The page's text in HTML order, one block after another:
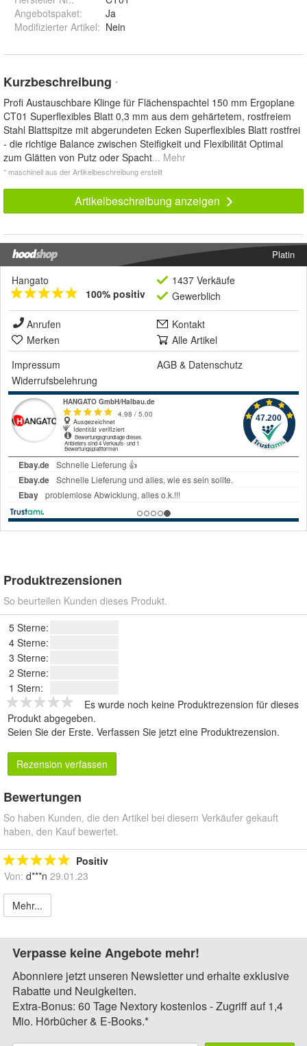
Angebotspaket:
Ja
Modifizierter Artikel: Nein
Kurzbeschreibung *
Profi Austauschbare Klinge für Flächenspachtel 150 mm Ergoplane
CT01 Superflexibles Blatt 0,3 mm aus dem gehärtetem, rostfreiem
Stahl Blattspitze mit abgerundeten Ecken Superflexibles Blatt rostfrei
- die richtige Balance zwischen Steifigkeit und Flexibilität Optimal
zum Glätten von Putz oder Spacht... Mehr
* maschinell aus der Artikelbeschreibung erstellt
Artikelbeschreibung anzeigen
Platin
Hangato
100% positiv
1437 Verkäufe
Gewerblich
Anrufen
Kontakt
Merken
Alle Artikel
Impressum
AGB & Datenschutz
Widerrufsbelehrung
Produktrezensionen
So beurteilen Kunden dieses Produkt.
5 Sterne:
4 Sterne:
3 Sterne:
2 Sterne:
1 Stern:
Es wurde noch keine Produktrezension für dieses
Produkt abgegeben.
Seien Sie der Erste. Verfassen Sie jetzt eine Produktrezension.
Rezension verfassen
Bewertungen
So haben Kunden, die den Artikel bei diesem Verkäufer gekauft
haben, den Kauf bewertet.
Positiv
Von: d***n 29.01.23
Mehr...
Verpasse keine Angebote mehr!
Abonniere jetzt unseren Newsletter und erhalte exklusive
Rabatte und Neuigkeiten.
Extra-Bonus: 60 Tage Nextory kostenlos - Zugriff auf 1,4
Mio. Hörbücher & E-Books.*